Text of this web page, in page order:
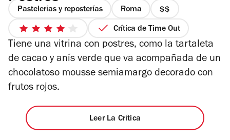
Pastelerías y reposterías Roma
precio
2
de
4
de
5
estrellas
Crítica de Time Out
Tiene una vitrina con postres, como la tartaleta
de cacao y anís verde que va acompañada de un
chocolatoso mousse semiamargo decorado con
frutos rojos.
Leer La Crítica